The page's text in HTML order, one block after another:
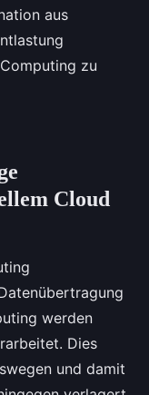
aus
zu
Cloud
werden
Dies
und damit